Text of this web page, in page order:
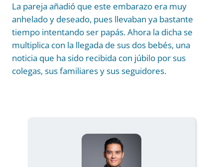
La pareja añadió que este embarazo era muy
anhelado y deseado, pues llevaban ya bastante
tiempo intentando ser papás. Ahora la dicha se
multiplica con la llegada de sus dos bebés, una
noticia que ha sido recibida con júbilo por sus
colegas, sus familiares y sus seguidores.